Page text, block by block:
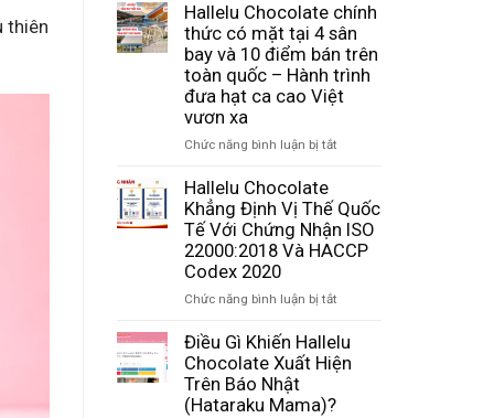
Hallelu Chocolate chính
thức có mặt tại 4 sân
bay và 10 điểm bán trên
toàn quốc – Hành trình
đưa hạt ca cao Việt
vươn xa
Chức năng bình luận bị tắt
chính
thức
có
mặt
bay
và
Hallelu Chocolate
Khẳng Định Vị Thế Quốc
Tế Với Chứng Nhận ISO
22000:2018 Và HACCP
Codex 2020
Chức năng bình luận bị tắt
Chocolate
Khẳng
Định
Điều Gì Khiến Hallelu
Chocolate Xuất Hiện
Trên Báo Nhật
(Hataraku Mama)?
thiên